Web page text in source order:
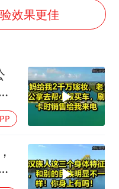
男子结婚8年3个女儿都不是亲生
听”我们说话吗
面对面丨蔡磊：与渐冻症抗争 纵使不敌 也不屈服
栋建筑被完全摧毁
从科技创新看开局起步的时与势
效果更佳